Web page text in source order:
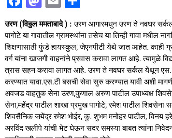
a
c
e
b
o
o
k
st
o
d
o
n
m
ai
l
ar
e
उरण (विठ्ठल ममताबादे ) : उरण आगारमधुन उरण ते नवघर
पागोटे या गावातील ग्रामस्थांना तसेच या तिन्ही गावा मधील
शिक्षणासाठी फुंडे हायस्कुल, जेएनपीटी येथे जात आहेत. काही
वर्ग यांना खाजगी वाहनांने प्रवास करावा लागत आहे. त्यामुळे
त्रास सहन करावा लागत आहे. उरण ते नवघर सर्कल येथून एस.
करण्यात यावा.एस.टी बसची सेवा सुरु करण्यात यावी अशी
अवजड वाहतुक सेना उरण,कुणाल अरुण पाटील उपाध्यक्ष
सेना,महेंद्र पाटील शाखा प्रमुख पागोटे, रमेश पाटील शिवसेना
शिवसैनिक जयेंद्र रमेश भोईर, कु. शुभम मनोहर पाटील, विनय
अरविंद खलीपे यांची भेट घेऊन सदर समस्या बाबत त्यांना